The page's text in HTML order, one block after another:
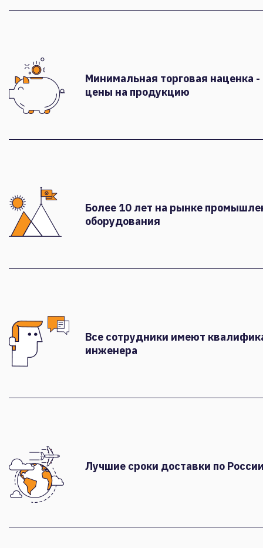
Минимальная торговая наценка
цены на продукцию
Более 10 лет на рынке
оборудования
Все сотрудники имеют
инженера
Лучшие сроки доставки по